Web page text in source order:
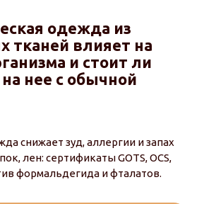
одежда из
тканей влияет на
и стоит ли
нее с обычной
снижает зуд, аллергии и запах
лен: сертификаты GOTS, OCS,
формальдегида и фталатов.